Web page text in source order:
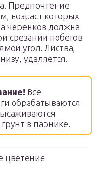
Предпочтение
возраст которых
черенков должна
срезании побегов
угол. Листва,
удаляется.
Все
обрабатываются
в парнике.
цветение